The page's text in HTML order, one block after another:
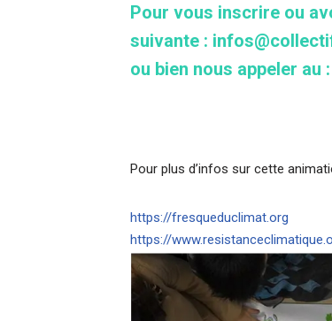
Pour vous inscrire ou
suivante :
ou bien nous appeler au
Pour plus d’infos sur cette
https://fresqueduclimat.org
https://